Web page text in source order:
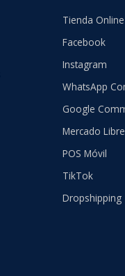
Tienda Online
Facebook
Instagram
WhatsApp
Google
Mercado Libre
POS Móvil
TikTok
Dropshipping